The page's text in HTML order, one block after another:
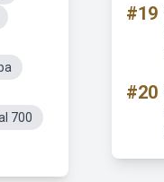
700
#19
#20